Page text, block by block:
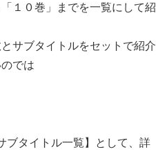
１０巻」までを一覧にして紹
サブタイトルをセットで紹介
では
ブタイトル一覧】として、詳